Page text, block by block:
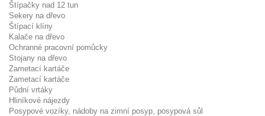
Štípačky nad 12 tun
Sekery na dřevo
Štípací klíny
Kalače na dřevo
Ochranné pracovní pomůcky
Stojany na dřevo
Zametací kartáče
Zametací kartáče
Půdní vrtáky
Hliníkové nájezdy
Posypové vozíky, nádoby na zimní posyp, posypová sůl